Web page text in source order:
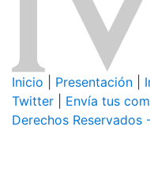
Inicio Presentación
Twitter
Envía tus
Derechos Reservados